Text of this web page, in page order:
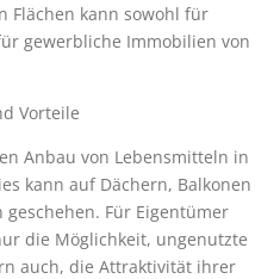
Flächen kann sowohl für
gewerbliche Immobilien von
Vorteile
Anbau von Lebensmitteln in
kann auf Dächern, Balkonen
Für Eigentümer
die Möglichkeit, ungenutzte
auch, die Attraktivität ihrer